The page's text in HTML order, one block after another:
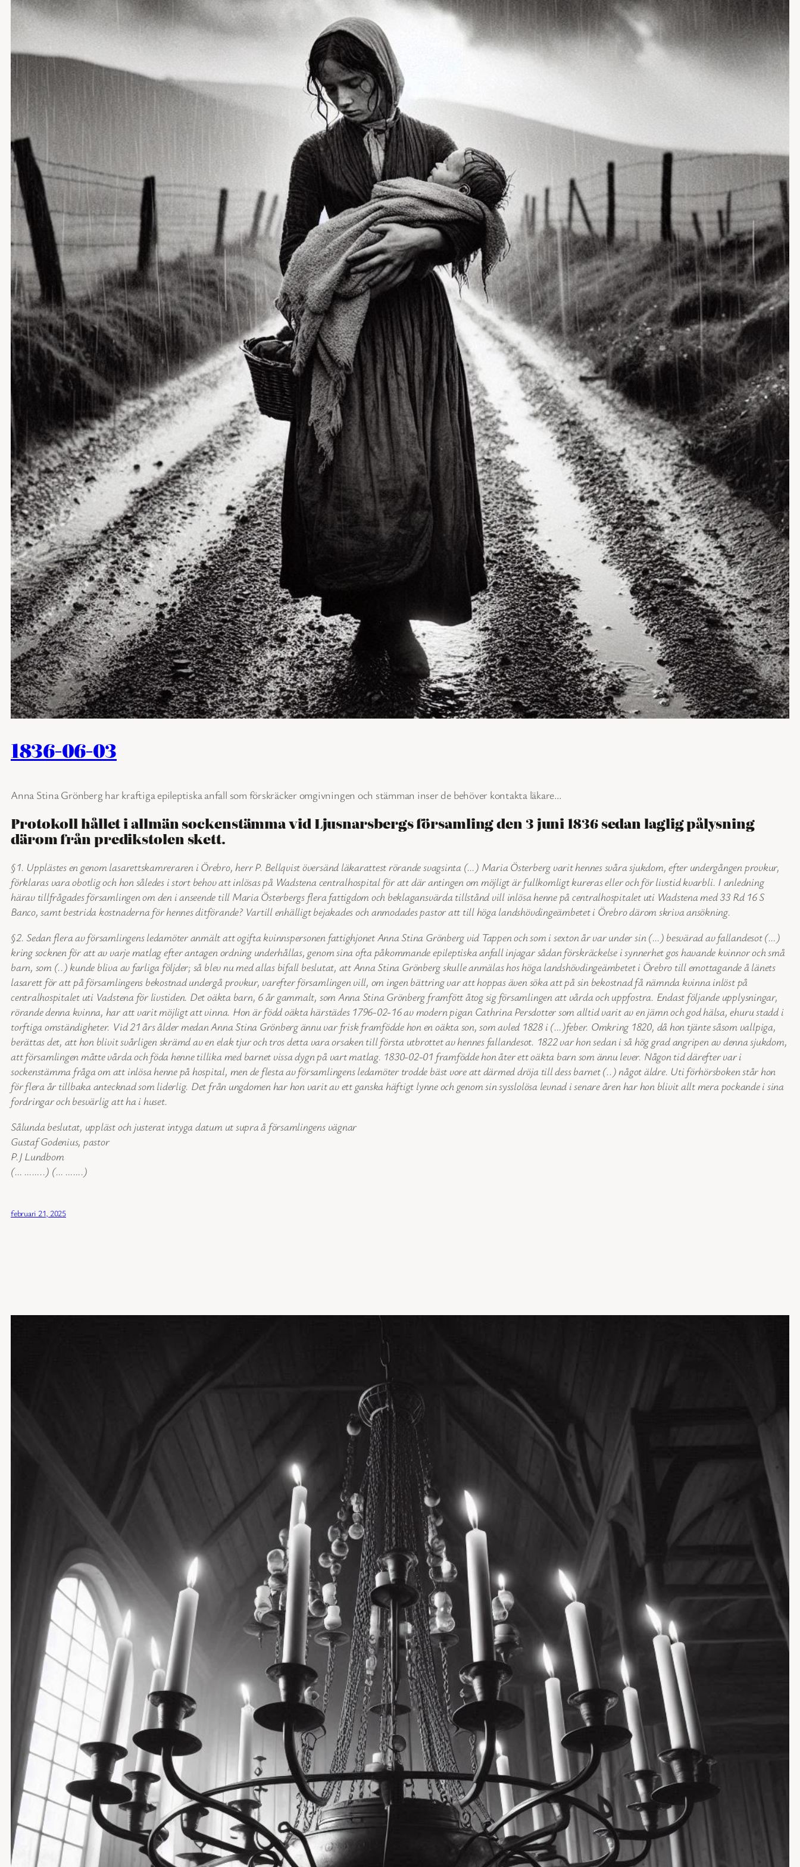
1836-06-03
Anna Stina Grönberg har kraftiga epileptiska anfall som förskräcker omgivningen och stämman inser de behöver kontakta läkare…
Protokoll hållet i allmän sockenstämma vid Ljusnarsbergs församling den 3 juni 1836 sedan laglig pålysning
därom från predikstolen skett.
§1. Upplästes en genom lasarettskamreraren i Örebro, herr P. Bellqvist översänd läkarattest rörande svagsinta (…) Maria Österberg varit hennes svåra sjukdom, efter undergången provkur,
förklaras vara obotlig och hon således i stort behov att inlösas på Wadstena centralhospital för att där antingen om möjligt är fullkomligt kureras eller och för livstid kvarbli. I anledning
härav tillfrågades församlingen om den i anseende till Maria Österbergs flera fattigdom och beklagansvärda tillstånd vill inlösa henne på centralhospitalet uti Wadstena med 33 Rd 16 S
Banco, samt bestrida kostnaderna för hennes ditförande? Vartill enhälligt bejakades och anmodades pastor att till höga landshövdingeämbetet i Örebro därom skriva ansökning.
§2. Sedan flera av församlingens ledamöter anmält att ogifta kvinnspersonen fattighjonet Anna Stina Grönberg vid Tappen och som i sexton år var under sin (…) besvärad av fallandesot (…)
kring socknen för att av varje matlag efter antagen ordning underhållas, genom sina ofta påkommande epileptiska anfall injagar sådan förskräckelse i synnerhet gos havande kvinnor och små
barn, som (..) kunde bliva av farliga följder; så blev nu med allas bifall beslutat, att Anna Stina Grönberg skulle anmälas hos höga landshövdingeämbetet i Örebro till emottagande å länets
lasarett för att på församlingens bekostnad undergå provkur, varefter församlingen vill, om ingen bättring var att hoppas även söka att på sin bekostnad få nämnda kvinna inlöst på
centralhospitalet uti Vadstena för livstiden. Det oäkta barn, 6 år gammalt, som Anna Stina Grönberg framfött åtog sig församlingen att vårda och uppfostra. Endast följande upplysningar,
rörande denna kvinna, har att varit möjligt att vinna. Hon är född oäkta härstädes 1796-02-16 av modern pigan Cathrina Persdotter som alltid varit av en jämn och god hälsa, ehuru stadd i
torftiga omständigheter. Vid 21 års ålder medan Anna Stina Grönberg ännu var frisk framfödde hon en oäkta son, som avled 1828 i (…)feber. Omkring 1820, då hon tjänte såsom vallpiga,
berättas det, att hon blivit svårligen skrämd av en elak tjur och tros detta vara orsaken till första utbrottet av hennes fallandesot. 1822 var hon sedan i så hög grad angripen av denna sjukdom,
att församlingen måtte vårda och föda henne tillika med barnet vissa dygn på vart matlag. 1830-02-01 framfödde hon åter ett oäkta barn som ännu lever. Någon tid därefter var i
sockenstämma fråga om att inlösa henne på hospital, men de flesta av församlingens ledamöter trodde bäst vore att därmed dröja till dess barnet (..) något äldre. Uti förhörsboken står hon
för flera år tillbaka antecknad som liderlig. Det från ungdomen har hon varit av ett ganska häftigt lynne och genom sin sysslolösa levnad i senare åren har hon blivit allt mera pockande i sina
fordringar och besvärlig att ha i huset.
Sålunda beslutat, uppläst och justerat intyga datum ut supra å församlingens vägnar
Gustaf Godenius, pastor
P.J Lundbom
(… ……..) (… …….)
februari 21, 2025